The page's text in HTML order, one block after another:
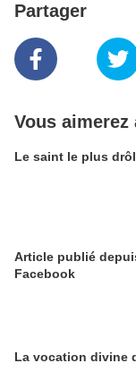
Partager
Vous aimerez
Le saint le plus
Article publié depuis Overblog
Facebook
La vocation divine